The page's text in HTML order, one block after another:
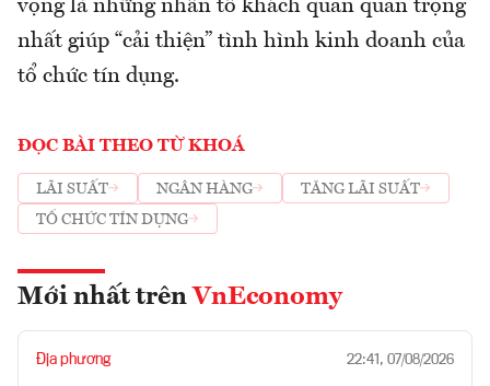
vọng là những nhân tố khách quan quan trọng
nhất giúp “cải thiện” tình hình kinh doanh của
tổ chức tín dụng.
ĐỌC BÀI THEO TỪ KHOÁ
LÃI SUẤT NGÂN HÀNG
TĂNG LÃI SUẤT
TỔ CHỨC TÍN DỤNG
Mới nhất trên VnEconomy
Địa phương 22:41, 07/08/2026